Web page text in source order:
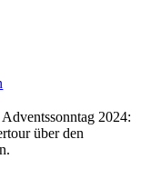
2024:
über den